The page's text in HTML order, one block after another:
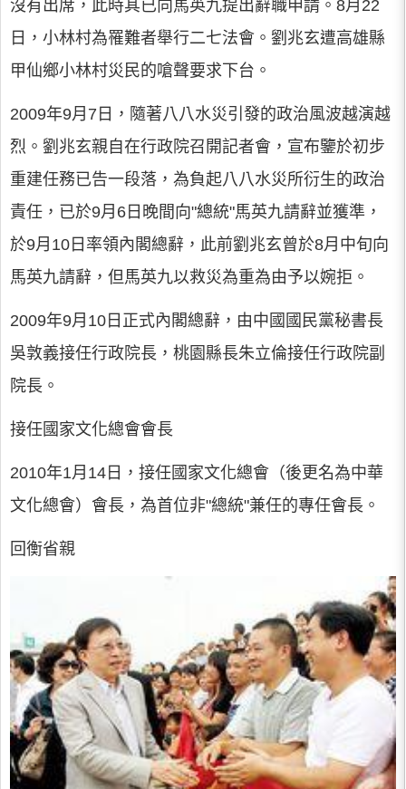
沒有出席，此時其已向馬英九提出辭職申請。8月22
日，小林村為罹難者舉行二七法會。劉兆玄遭高雄縣
甲仙鄉小林村災民的嗆聲要求下台。
2009年9月7日，隨著八八水災引發的政治風波越演越
烈。劉兆玄親自在行政院召開記者會，宣布鑒於初步
重建任務已告一段落，為負起八八水災所衍生的政治
責任，已於9月6日晚間向"總統"馬英九請辭並獲準，
於9月10日率領內閣總辭，此前劉兆玄曾於8月中旬向
馬英九請辭，但馬英九以救災為重為由予以婉拒。
2009年9月10日正式內閣總辭，由中國國民黨秘書長
吳敦義接任行政院長，桃園縣長朱立倫接任行政院副
院長。
接任國家文化總會會長
2010年1月14日，接任國家文化總會（後更名為中華
文化總會）會長，為首位非"總統"兼任的專任會長。
回衡省親